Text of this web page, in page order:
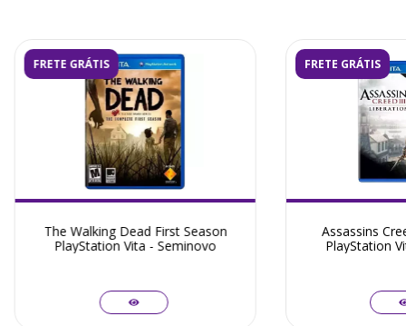
FRETE GRÁTIS
The Walking Dead First Season
PlayStation Vita - Seminovo
FRETE GRÁTIS
Assassins
PlayStation